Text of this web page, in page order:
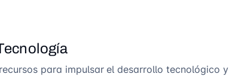
para impulsar el desarrollo tecnológico y